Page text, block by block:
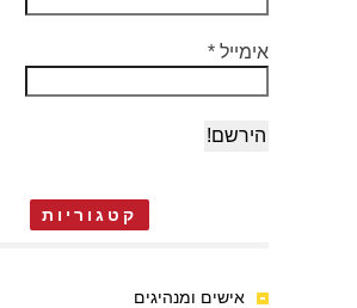
אימייל *
קטגוריות
אישים ומנהיגים